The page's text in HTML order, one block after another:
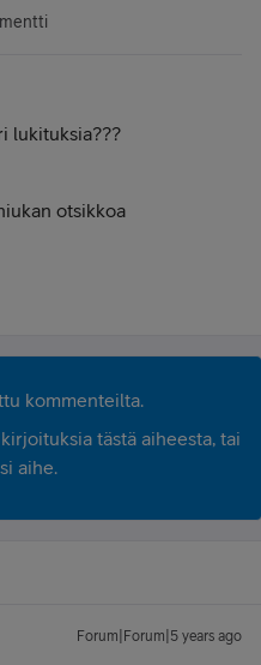
lukituksia???
otsikkoa
kommenteilta.
tästä aiheesta, tai
aihe.
Forum|Forum|5 years ago